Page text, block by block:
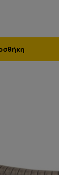
εύκολο χωρίς
κι ελαφριά